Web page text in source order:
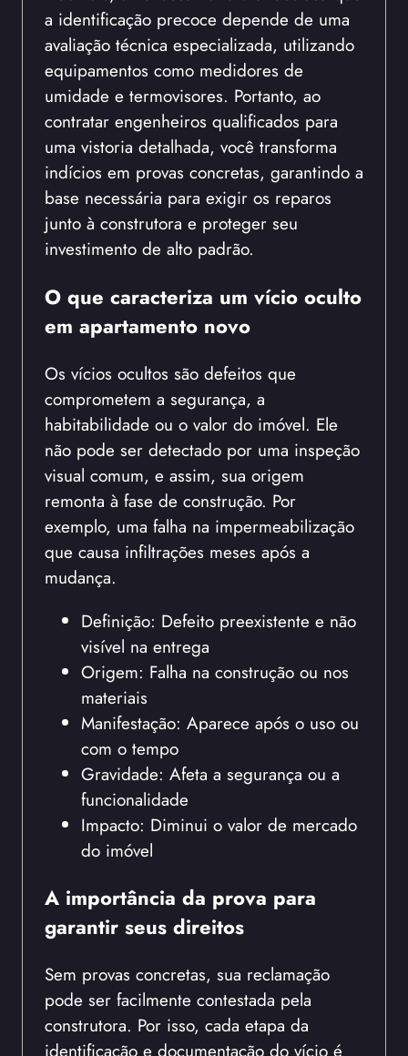
a identificação precoce depende de uma
avaliação técnica especializada, utilizando
equipamentos como medidores de
umidade e termovisores. Portanto, ao
contratar engenheiros qualificados para
uma vistoria detalhada, você transforma
indícios em provas concretas, garantindo a
base necessária para exigir os reparos
junto à construtora e proteger seu
investimento de alto padrão.
O que caracteriza um vício oculto
em apartamento novo
Os vícios ocultos são defeitos que
comprometem a segurança, a
habitabilidade ou o valor do imóvel. Ele
não pode ser detectado por uma inspeção
visual comum, e assim, sua origem
remonta à fase de construção. Por
exemplo, uma falha na impermeabilização
que causa infiltrações meses após a
mudança.
Definição: Defeito preexistente e não
visível na entrega
Origem: Falha na construção ou nos
materiais
Manifestação: Aparece após o uso ou
com o tempo
Gravidade: Afeta a segurança ou a
funcionalidade
Impacto: Diminui o valor de mercado
do imóvel
A importância da prova para
garantir seus direitos
Sem provas concretas, sua reclamação
pode ser facilmente contestada pela
construtora. Por isso, cada etapa da